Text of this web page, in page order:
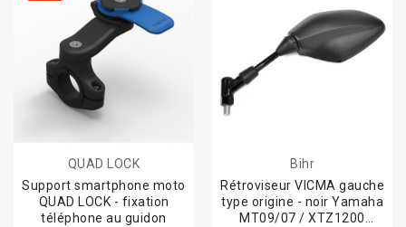
QUAD LOCK
Support smartphone moto
QUAD LOCK - fixation
téléphone au guidon
Bihr
Rétroviseur VICMA gauche
type origine - noir Yamaha
MT09/07 / XTZ1200